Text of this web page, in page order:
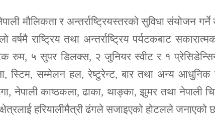
मौलिकता र अन्तर्राष्ट्रियस्तरको सुविधा संयोजन गर्ने
राष्ट्रिय तथा अन्तर्राष्ट्रिय पर्यटकबाट
रुम, ५ सुपर डिलक्स, २ जुनियर स्वीट र १
स्टिम, सम्मेलन हल, रेष्टुरेन्ट, बार तथा अन्य
नेपाली काष्ठकला, ढाका, थाङ्का, झुमर तथा नेपाली
हरियालीमैत्री ढंगले सजाइएको होटलले जनाएको